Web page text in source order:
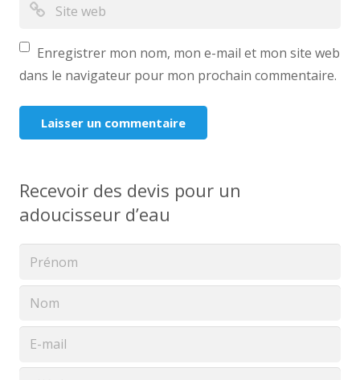
Enregistrer mon nom, mon e-mail et mon site web
dans le navigateur pour mon prochain commentaire.
Recevoir des devis pour un
adoucisseur d’eau